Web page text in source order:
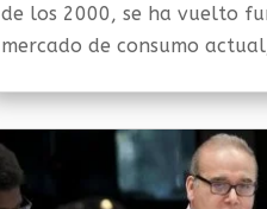
de los 2000, se ha vuelto
mercado de consumo
captar la...